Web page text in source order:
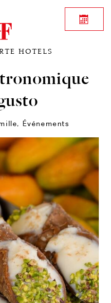
ROCCO FORTE HOTELS
, Événements